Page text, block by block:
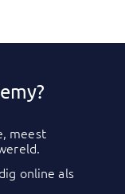
meest
online als